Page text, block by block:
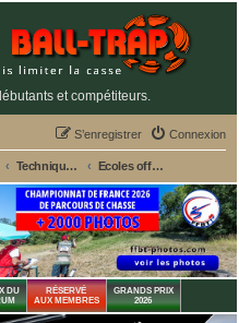
et compétiteurs.
Connexion
S’enregistrer
Techniques de tir au ball-trap Ecoles officielles du tir et supports pédagogiques
DU
RÉSERVÉ
AUX MEMBRES
GRANDS PRIX
2026